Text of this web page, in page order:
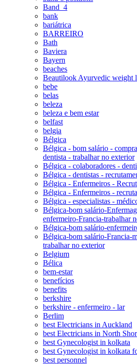
Band_4
bank
bariátrica
BARREIRO
Bath
Baviera
Bayern
beaches
Beautilook Ayurvedic weight
bebe
belas
beleza
beleza e bem estar
belfast
belgia
Bélgica
Bélgica - bom salário -
dentista - trabalhar no exterior
Bélgica - colaboradores -
Bélgica - dentistas -
Bélgica - Enfermeiros -
Bélgica - Enfermeiros -
Bélgica - especialistas -
Bélgica-bom salário-
enfermeiro-Francia-trabalhar
Bélgica-bom salário-
Bélgica-bom salário-Francia-
trabalhar no exterior
Belgium
Bélica
bem-estar
benefícios
benefits
berkshire
berkshire - enfermeiro - lar
Berlim
best Electricians in Auckland
best Electricians in North
best Gynecologist in kolkata
best Gynecologist in kolkata
best personnel